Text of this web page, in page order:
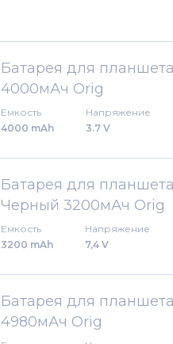
Батарея для
4000мАч Orig
Емкость
4000 mAh
Напряжение
3.7 V
Батарея для
Черный 3200мАч Orig
Емкость
3200 mAh
Напряжение
7,4 V
Батарея для
4980мАч Orig